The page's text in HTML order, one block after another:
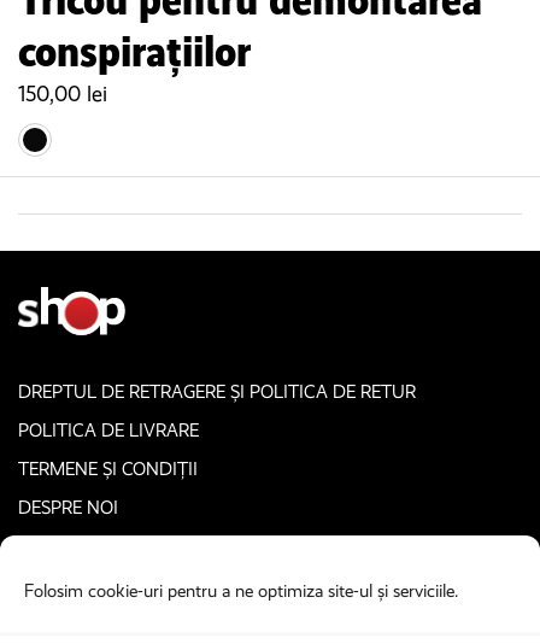
Folosim cookie-uri pentru a ne optimiza site-ul și serviciile.
conspirațiilor
150,00 lei
DREPTUL DE RETRAGERE ȘI POLITICA DE RETUR
POLITICA DE LIVRARE
TERMENE ȘI CONDIȚII
DESPRE NOI
POLITICA PRIVIND COOKIE-URILE